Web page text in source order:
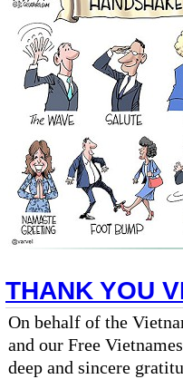
THANK YOU
On behalf of the
and our Free
deep and sincere